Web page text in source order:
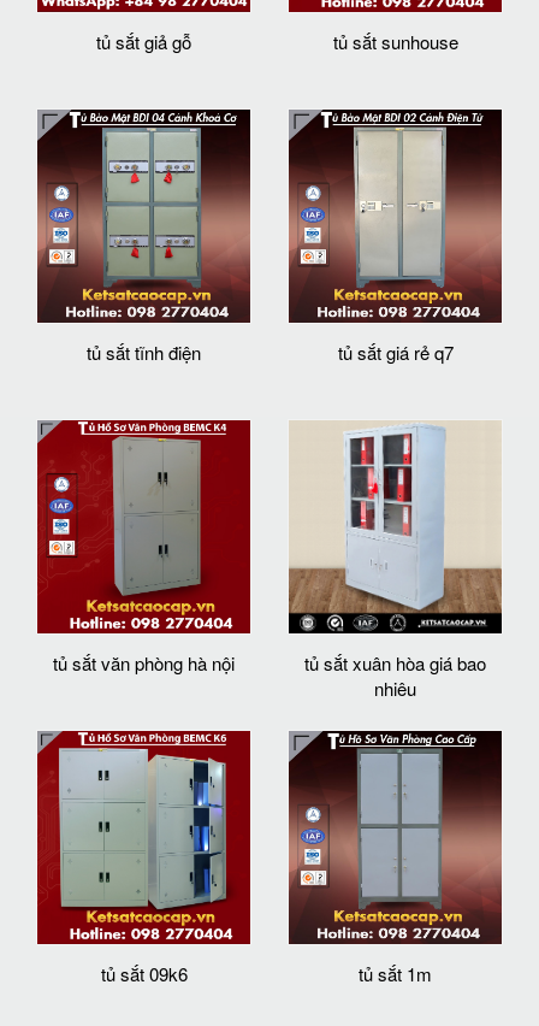
tủ sắt giả gỗ tủ sắt sunhouse
tủ sắt tĩnh điện tủ sắt giá rẻ q7
tủ sắt văn phòng hà nội
tủ sắt xuân hòa giá bao
nhiêu
tủ sắt 09k6 tủ sắt 1m